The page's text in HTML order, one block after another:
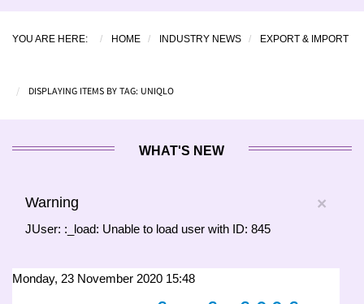
YOU ARE HERE: HOME INDUSTRY NEWS EXPORT & IMPORT
DISPLAYING ITEMS BY TAG: UNIQLO
WHAT'S NEW
×
Warning
JUser: :_load: Unable to load user with ID: 845
Monday, 23 November 2020 15:48